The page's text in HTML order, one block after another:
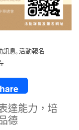
訊息,活動報名
達能力，培
德